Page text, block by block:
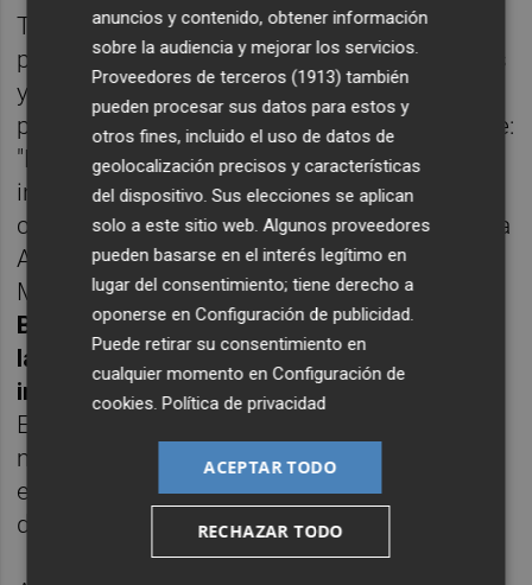
También decidieron 'hibernar' su marca
propia y reducir costes en asistencia a ferias
y agentes comerciales. Al mismo tiempo,
pusieron en marcha su canal de venta online:
"Parece increíble, pero vendemos por
internet zapatos con un tacón de 15
centímetros que valen 900 euros", bromeaba
Amat en el citado encuentro. El CEO de
Magrit destaca que en países como
Bretaña, donde están presentes, "el 60% de
las ventas de calzado se realizan por
internet
, y es una tendencia creciente". En
España, "las tiendas multimarca de gama
media/alta han desaparecido, mientras que
el crecimiento de las ventasonline
de las ventas físicas".
anuncios y contenido, obtener información
sobre la audiencia y mejorar los servicios.
Proveedores de terceros (1913) también
pueden procesar sus datos para estos y
otros fines, incluido el uso de datos de
geolocalización precisos y características
del dispositivo. Sus elecciones se aplican
solo a este sitio web. Algunos proveedores
pueden basarse en el interés legítimo en
lugar del consentimiento; tiene derecho a
oponerse enConfiguración de publicidad
Puede retirar su consentimiento en
cualquier momento enConfiguración de
cookies .Política de privacidad
ACEPTAR TODO
RECHAZAR TODO